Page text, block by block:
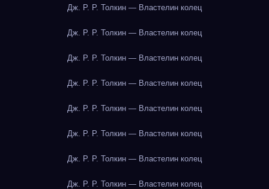
Дж. Р. Р. Толкин — Властелин колец
Дж. Р. Р. Толкин — Властелин колец
Дж. Р. Р. Толкин — Властелин колец
Дж. Р. Р. Толкин — Властелин колец
Дж. Р. Р. Толкин — Властелин колец
Дж. Р. Р. Толкин — Властелин колец
Дж. Р. Р. Толкин — Властелин колец
Дж. Р. Р. Толкин — Властелин колец